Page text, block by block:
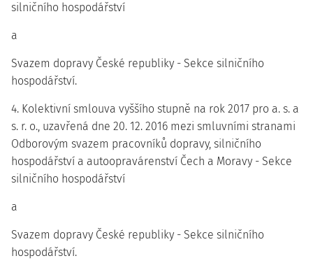
silničního hospodářství
a
Svazem dopravy České republiky - Sekce silničního
hospodářství.
4. Kolektivní smlouva vyššího stupně na rok 2017 pro a. s. a
s. r. o., uzavřená dne 20. 12. 2016 mezi smluvními stranami
Odborovým svazem pracovníků dopravy, silničního
hospodářství a autoopravárenství Čech a Moravy - Sekce
silničního hospodářství
a
Svazem dopravy České republiky - Sekce silničního
hospodářství.